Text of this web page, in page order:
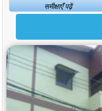
समीक्षाएँ पढ़ें